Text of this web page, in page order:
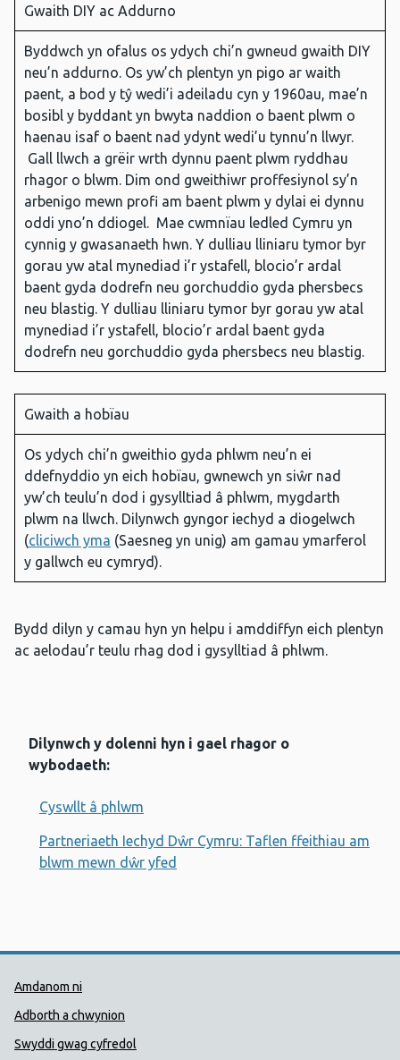
Gwaith DIY ac Addurno
Byddwch yn ofalus os ydych chi’n gwneud gwaith DIY
neu’n addurno. Os yw’ch plentyn yn pigo ar waith
paent, a bod y tŷ wedi’i adeiladu cyn y 1960au, mae’n
bosibl y byddant yn bwyta naddion o baent plwm o
haenau isaf o baent nad ydynt wedi’u tynnu’n llwyr.
Gall llwch a grëir wrth dynnu paent plwm ryddhau
rhagor o blwm. Dim ond gweithiwr proffesiynol sy’n
arbenigo mewn profi am baent plwm y dylai ei dynnu
oddi yno’n ddiogel. Mae cwmnïau ledled Cymru yn
cynnig y gwasanaeth hwn. Y dulliau lliniaru tymor byr
gorau yw atal mynediad i’r ystafell, blocio’r ardal
baent gyda dodrefn neu gorchuddio gyda phersbecs
neu blastig. Y dulliau lliniaru tymor byr gorau yw atal
mynediad i’r ystafell, blocio’r ardal baent gyda
dodrefn neu gorchuddio gyda phersbecs neu blastig.
Gwaith a hobïau
Os ydych chi’n gweithio gyda phlwm neu’n ei
ddefnyddio yn eich hobïau, gwnewch yn siŵr nad
yw’ch teulu’n dod i gysylltiad â phlwm, mygdarth
plwm na llwch. Dilynwch gyngor iechyd a diogelwch
(cliciwch yma (Saesneg yn unig) am gamau ymarferol
y gallwch eu cymryd).
Bydd dilyn y camau hyn yn helpu i amddiffyn eich plentyn
ac aelodau’r teulu rhag dod i gysylltiad â phlwm.
Dilynwch y dolenni hyn i gael rhagor o
wybodaeth:
Cyswllt â phlwm
Partneriaeth Iechyd Dŵr Cymru: Taflen ffeithiau am
blwm mewn dŵr yfed
Dolenni Cymorth Iechyd
Amdanom ni
Adborth a chwynion
Swyddi gwag cyfredol